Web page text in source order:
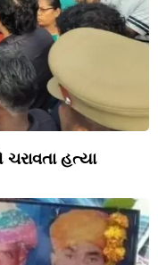
હત્યા